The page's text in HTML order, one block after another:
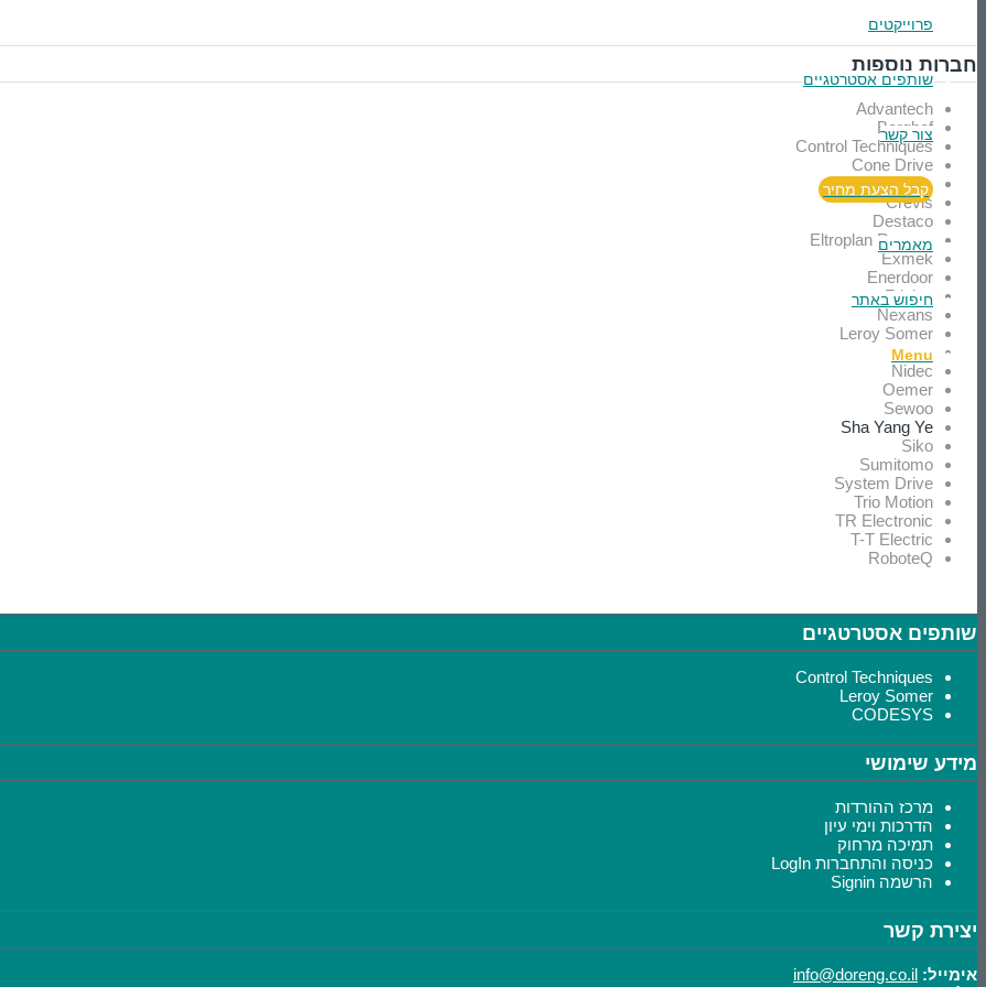
פרוייקטים
שותפים אסטרטגיים
צור קשר
קבל הצעת מחיר
מאמרים
חיפוש באתר
Menu
חברות נוספות
Advantech
Berghof
Control Techniques
Cone Drive
Codesys
Crevis
Destaco
Eltroplan Revcon
Exmek
Enerdoor
Frizlen
Nexans
Leroy Somer
Hurst
Nidec
Oemer
Sewoo
Sha Yang Ye
Siko
Sumitomo
System Drive
Trio Motion
TR Electronic
T-T Electric
RoboteQ
שותפים אסטרטגיים
Control Techniques
Leroy Somer
CODESYS
מידע שימושי
מרכז ההורדות
הדרכות וימי עיון
תמיכה מרחוק
כניסה והתחברות LogIn
הרשמה Signin
יצירת קשר
אימייל: info@doreng.co.il